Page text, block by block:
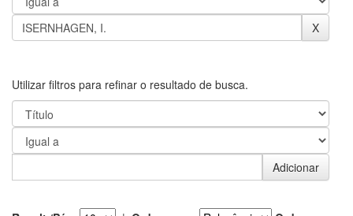
Utilizar filtros para refinar o resultado de busca.